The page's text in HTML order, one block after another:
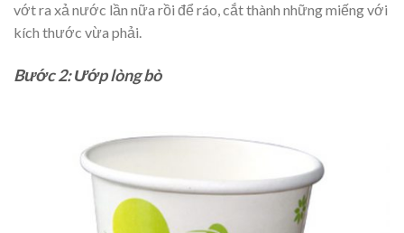
vớt ra xả nước lần nữa rồi để ráo, cắt thành những miếng với
kích thước vừa phải.
Bước 2: Ướp lòng bò